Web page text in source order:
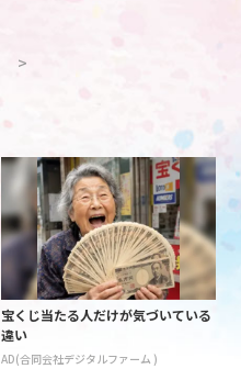
>
宝くじ当たる人だけが気づいている
違い
AD(合同会社デジタルファーム )